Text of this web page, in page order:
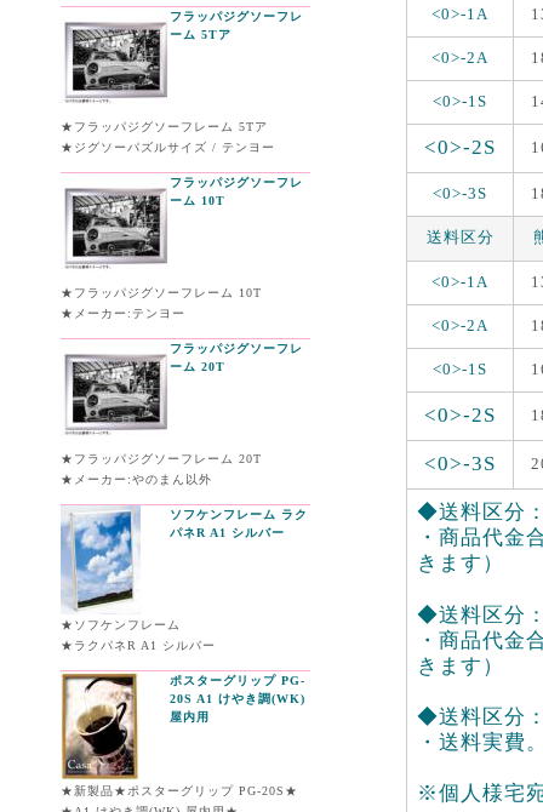
フラッパジグソーフレ
ーム 5Tア
★フラッパジグソーフレーム 5Tア
★ジグソーパズルサイズ / テンヨー
フラッパジグソーフレ
ーム 10T
★フラッパジグソーフレーム 10T
★メーカー:テンヨー
フラッパジグソーフレ
ーム 20T
★フラッパジグソーフレーム 20T
★メーカー:やのまん以外
ソフケンフレーム ラク
パネR A1 シルバー
★ソフケンフレーム
★ラクパネR A1 シルバー
ポスターグリップ PG-
20S A1 けやき調(WK)
屋内用
★新製品★ポスターグリップ PG-20S★
<0>-1A
<0>-2A
<0>-1S
<0>-2S
<0>-3S
送料区分
<0>-1A
<0>-2A
<0>-1S
<0>-2S
<0>-3S
◆送料区分
・商品代金
きます）
◆送料区分
・商品代金
きます）
◆送料区分
・送料実費
※個人様宅